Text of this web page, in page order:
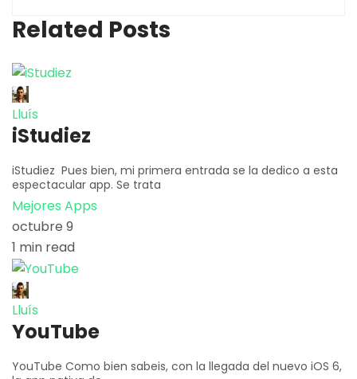
Related Posts
Lluís
iStudiez
iStudiez Pues bien, mi primera entrada se la dedico a esta
espectacular app. Se trata
Mejores Apps
octubre 9
1 min read
Lluís
YouTube
YouTube Como bien sabeis, con la llegada del nuevo iOS 6,